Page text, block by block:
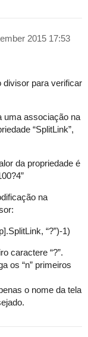
2015 17:53
divisor para verificar
uma associação na
“SplitLink”,
da propriedade é
na
“?”)-1)
caractere “?”.
os “n” primeiros
o nome da tela